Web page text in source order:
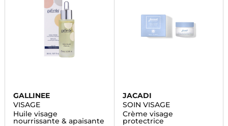
GALLINEE
VISAGE
Huile visage
nourrissante & apaisante
JACADI
SOIN VISAGE
Crème visage
protectrice